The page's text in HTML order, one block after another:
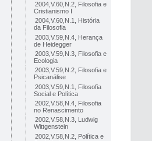
2004,V.60,N.2, Filosofia e
Cristianismo I
2004,V.60,N.1, História
da Filosofia
2003,V.59,N.4, Herança
de Heidegger
2003,V.59,N.3, Filosofia e
Ecologia
2003,V.59,N.2, Filosofia e
Psicanálise
2003,V.59,N.1, Filosofia
Social e Política
2002,V.58,N.4, Filosofia
no Renascimento
2002,V.58,N.3, Ludwig
Wittgenstein
2002,V.58,N.2, Política e